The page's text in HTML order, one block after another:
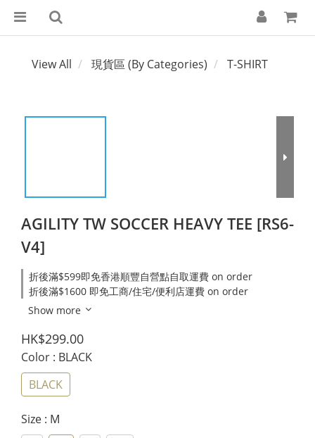
View All 現貨區 (By Categories) T-SHIRT
AGILITY TW SOCCER HEAVY TEE [RS6-
V4]
折後滿$599即免香港順豐自營點自取運費 on order
折後滿$1600 即免工商/住宅/便利店運費 on order
Show more
HK$299.00
Color : BLACK
BLACK
Size : M